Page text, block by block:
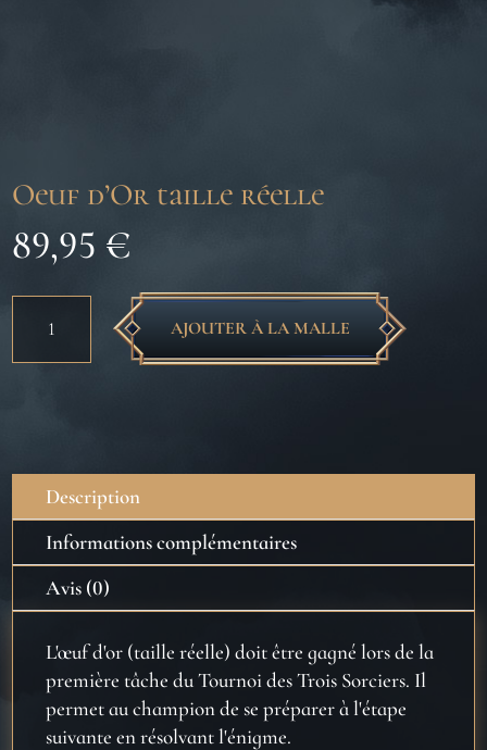
Oeuf d’Or taille réelle
89,95 €
Oeuf
AJOUTER À LA MALLE
Description
Informations complémentaires
Avis (0)
L'œuf d'or (taille réelle) doit être gagné lors de la
première tâche du Tournoi des Trois Sorciers. Il
permet au champion de se préparer à l'étape
suivante en résolvant l'énigme.